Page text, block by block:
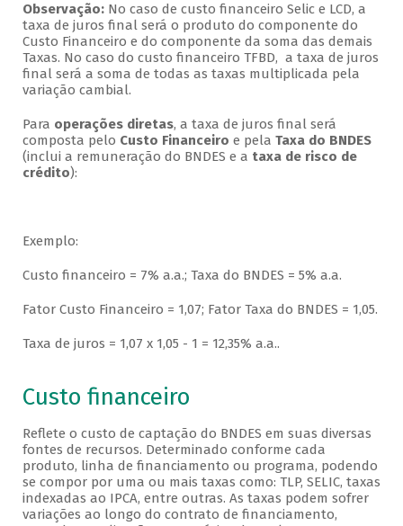
Observação:No caso de custo financeiro Selic e LCD, a
taxa de juros final será o produto do componente do
Custo Financeiro e do componente da soma das demais
Taxas. No caso do custo financeiro TFBD, a taxa de juros
final será a soma de todas as taxas multiplicada pela
variação cambial.
Para operações diretas, a taxa de juros final será
composta pelo Custo Financeiro e pela Taxa do BNDES
(inclui a remuneração do BNDES e a taxa de risco de
crédito):
Exemplo:
Custo financeiro = 7% a.a.; Taxa do BNDES = 5% a.a.
Fator Custo Financeiro = 1,07; Fator Taxa do BNDES = 1,05.
Taxa de juros = 1,07 x 1,05 - 1 = 12,35% a.a..
Custo financeiro
Reflete o custo de captação do BNDES em suas diversas
fontes de recursos. Determinado conforme cada
produto, linha de financiamento ou programa, podendo
se compor por uma ou mais taxas como: TLP, SELIC, taxas
indexadas ao IPCA, entre outras. As taxas podem sofrer
variações ao longo do contrato de financiamento,